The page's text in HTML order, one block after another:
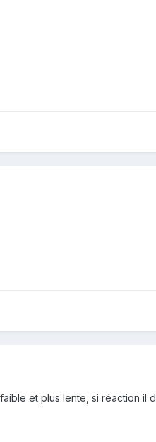
et plus lente, si réaction il